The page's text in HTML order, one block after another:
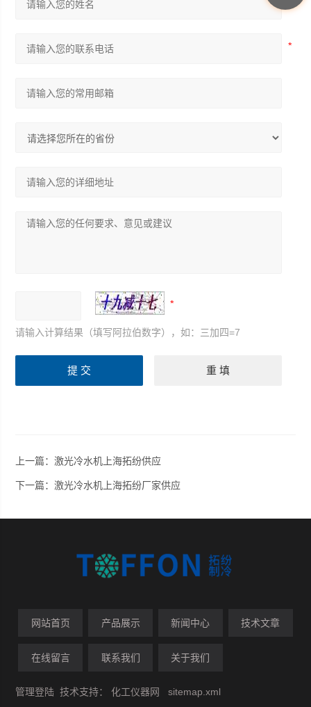
请输入计算结果（填写阿拉伯数字），如：三加四=7
上一篇：激光冷水机上海拓纷供应
下一篇：激光冷水机上海拓纷厂家供应
网站首页 产品展示 新闻中心 技术文章
在线留言 联系我们 关于我们
管理登陆 技术支持：化工仪器网 sitemap.xml